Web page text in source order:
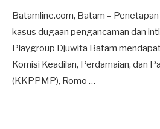
Batamline.com, Batam –
kasus dugaan pengancaman dan
Playgroup Djuwita Batam
Komisi Keadilan, Perdamaian, dan
(KKPPMP), Romo …